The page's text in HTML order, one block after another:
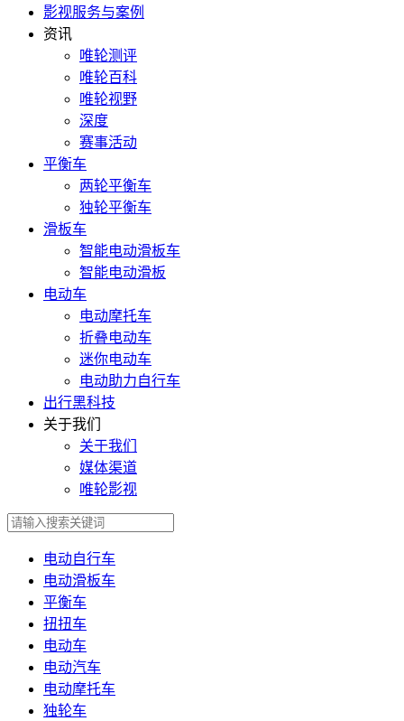
影视服务与案例
资讯
唯轮测评
唯轮百科
唯轮视野
深度
赛事活动
平衡车
两轮平衡车
独轮平衡车
滑板车
智能电动滑板车
智能电动滑板
电动车
电动摩托车
折叠电动车
迷你电动车
电动助力自行车
出行黑科技
关于我们
关于我们
媒体渠道
唯轮影视
电动自行车
电动滑板车
平衡车
扭扭车
电动车
电动汽车
电动摩托车
独轮车